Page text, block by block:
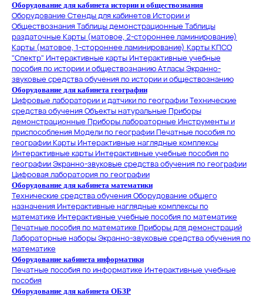
Оборудование для кабинета истории и обществознания
Оборудование Стенды для кабинетов Истории и
ОбществознанияТаблицы демонстрационные Таблицы
раздаточные Карты (матовое, 2-стороннее ламинирование)
Карты (матовое, 1-стороннее ламинирование) Карты КПСО
"Спектр" Интерактивные карты Интерактивные учебные
пособия по истории и обществознаниюАтласыЭкранно-
звуковые средства обучения по истории и обществознанию
Оборудование для кабинета географии
Цифровые лаборатории и датчики по географииТехнические
средства обученияОбъекты натуральные Приборы
демонстрационные Приборы лабораторные Инструменты и
приспособленияМодели по географииПечатные пособия по
географииКарты Интерактивные наглядные комплексы
Интерактивные карты Интерактивные учебные пособия по
географииЭкранно-звуковые средства обучения по географии
Цифровая лаборатория по географии
Оборудование для кабинета математики
Технические средства обученияОборудование общего
назначения Интерактивные наглядные комплексы по
математике Интерактивные учебные пособия по математике
Печатные пособия по математике Приборы для демонстраций
Лабораторные наборыЭкранно-звуковые средства обучения по
математике
Оборудование кабинета информатики
Печатные пособия по информатике Интерактивные учебные
пособия
Оборудование для кабинета ОБЗР